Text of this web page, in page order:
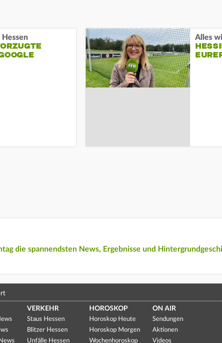
Hessen Alles
die spannendsten News, Ergebnisse und
VERKEHR
Staus Hessen
Blitzer Hessen
Unfälle Hessen
HOROSKOP
Horoskop Heute
Horoskop Morgen
Wochenhoroskop
ON AIR
Sendungen
Aktionen
Videos